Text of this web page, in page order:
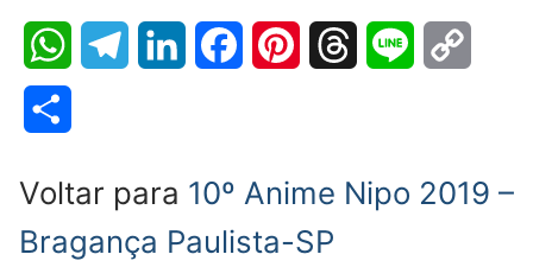
WhatsAppTelegramLinkedInFacebookPinterestThreads Line
Voltar para 10º Anime Nipo 2019 –
Bragança Paulista-SP